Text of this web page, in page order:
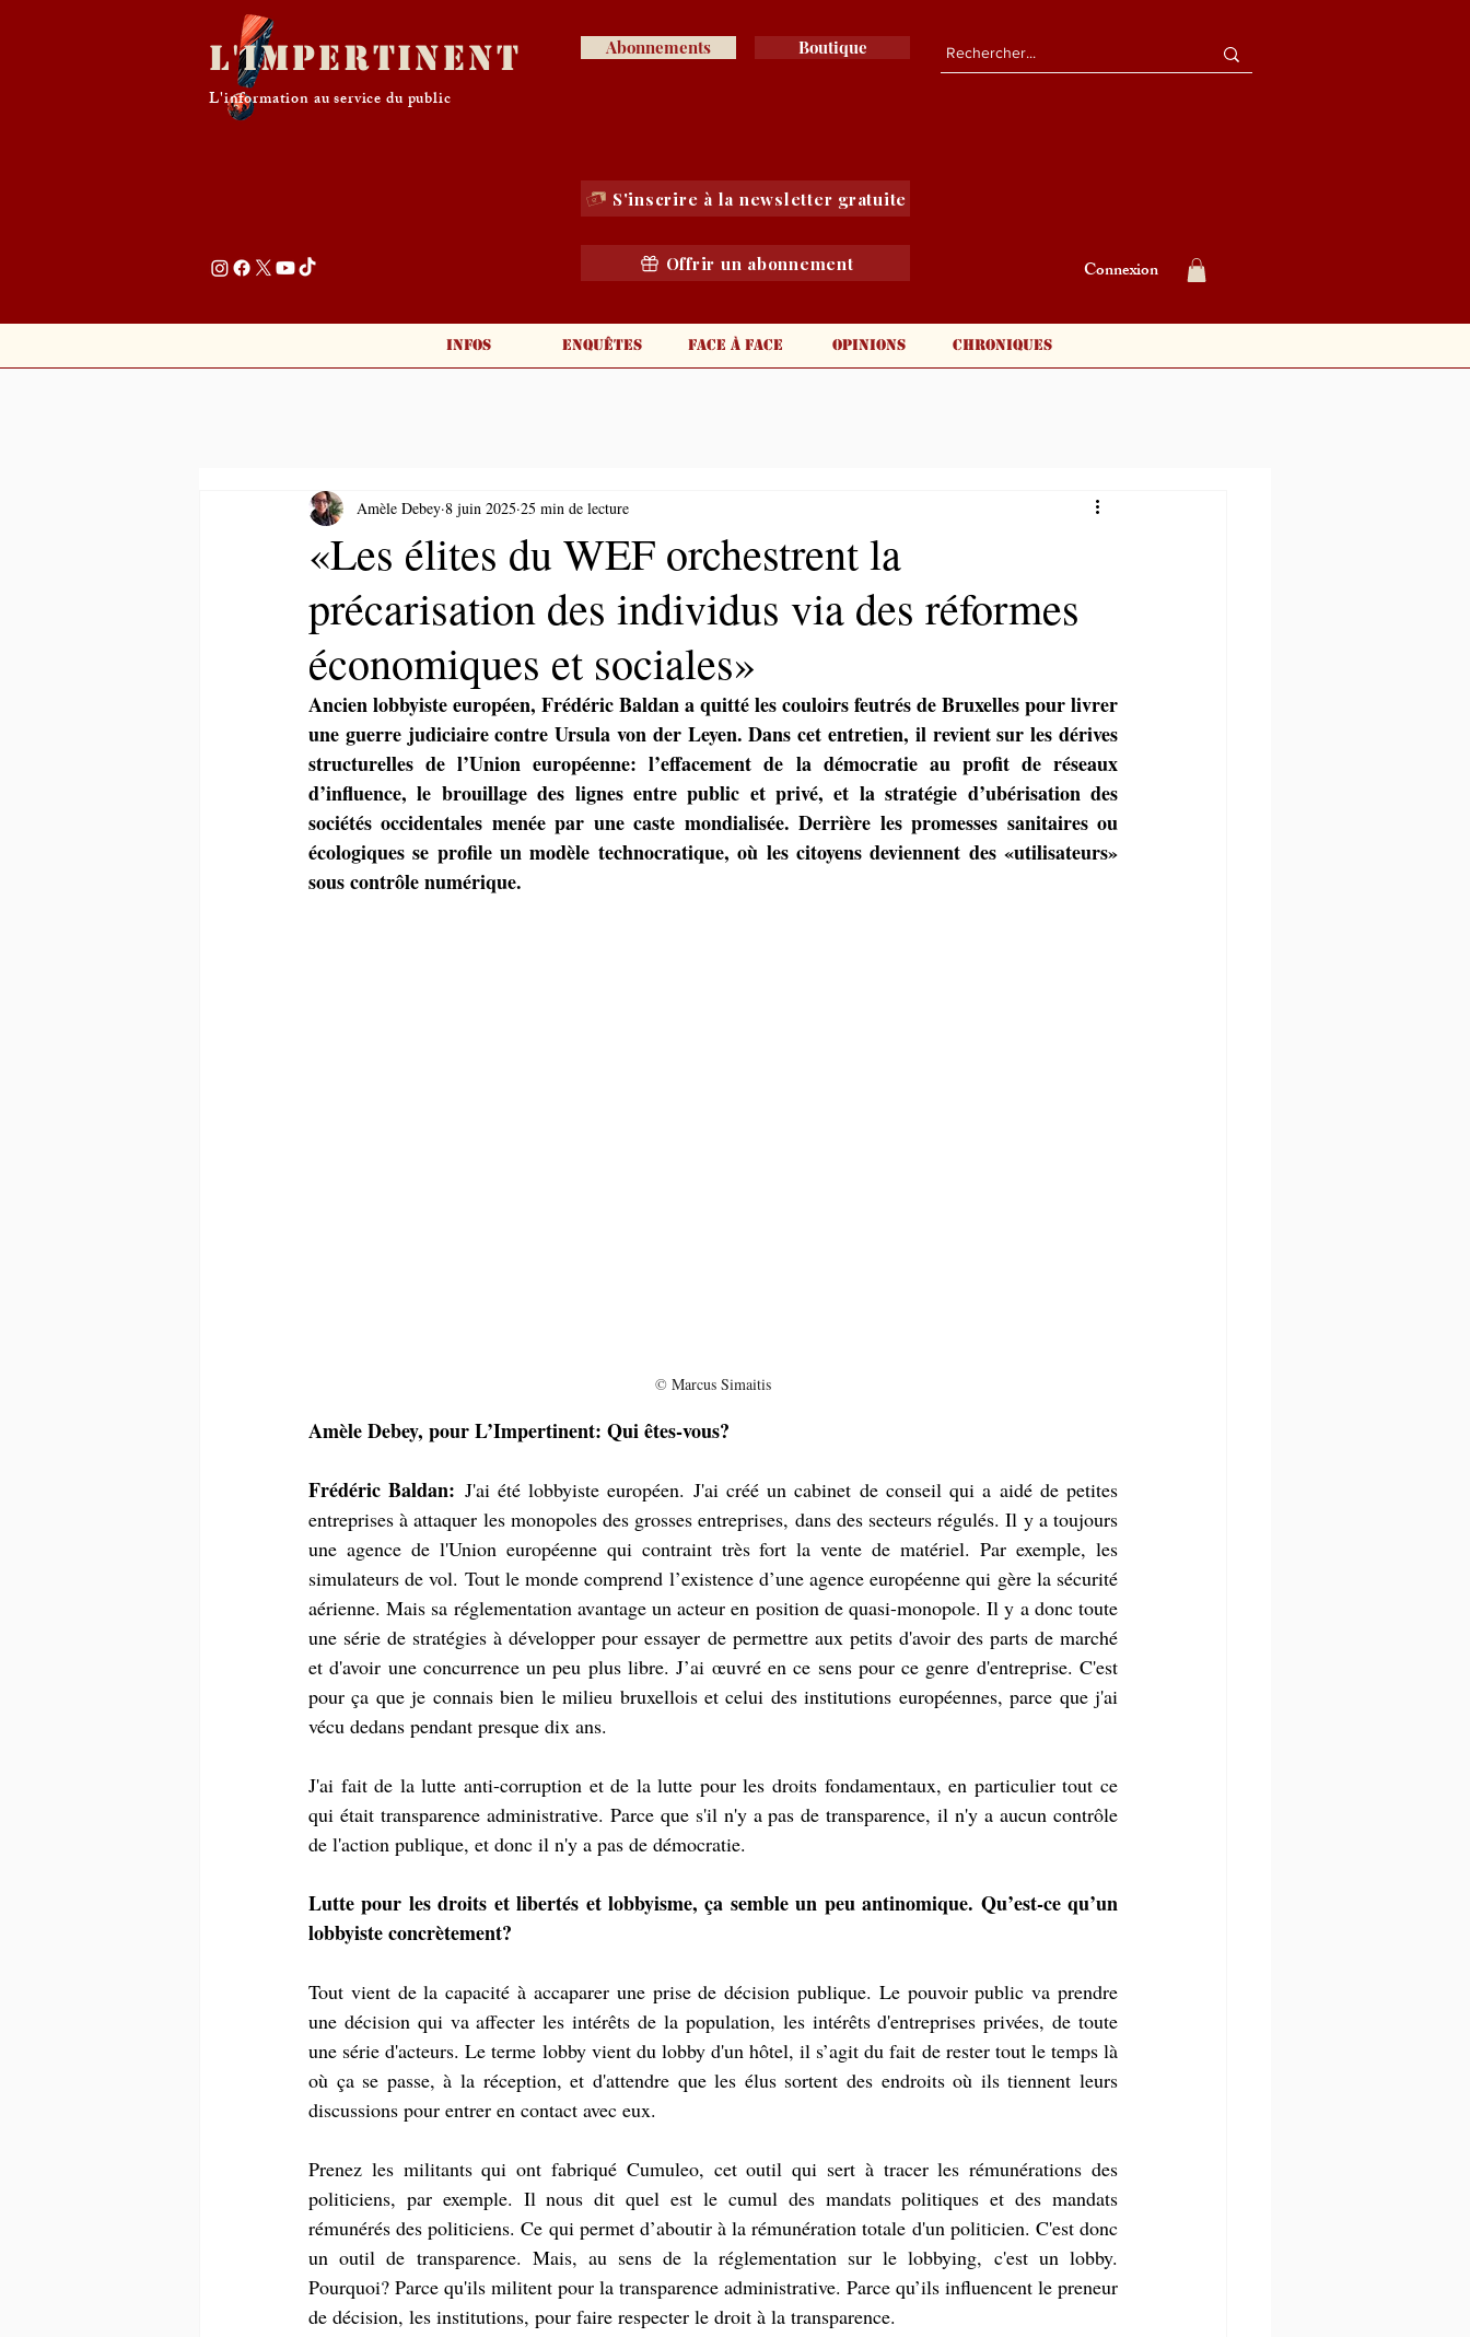
L'Impertinent
L'information au service du public
Abonnements Boutique
S'inscrire à la newsletter gratuite
Offrir un abonnement Connexion
Infos Enquêtes Face à face Opinions Chroniques
«Les élites du WEF orchestrent la
précarisation des individus via des réformes
économiques et sociales»
Amèle Debey 8 juin 2025 25 min de lecture
Ancien lobbyiste européen, Frédéric Baldan a quitté les couloirs feutrés de Bruxelles pour livrer
une guerre judiciaire contre Ursula von der Leyen. Dans cet entretien, il revient sur les dérives
structurelles de l’Union européenne: l’effacement de la démocratie au profit de réseaux
d’influence, le brouillage des lignes entre public et privé, et la stratégie d’ubérisation des
sociétés occidentales menée par une caste mondialisée. Derrière les promesses sanitaires ou
écologiques se profile un modèle technocratique, où les citoyens deviennent des «utilisateurs»
sous contrôle numérique.
© Marcus Simaitis
Amèle Debey, pour L’Impertinent: Qui êtes-vous?
Frédéric Baldan: J'ai été lobbyiste européen. J'ai créé un cabinet de conseil qui a aidé de petites
entreprises à attaquer les monopoles des grosses entreprises, dans des secteurs régulés. Il y a toujours
une agence de l'Union européenne qui contraint très fort la vente de matériel. Par exemple, les
simulateurs de vol. Tout le monde comprend l’existence d’une agence européenne qui gère la sécurité
aérienne. Mais sa réglementation avantage un acteur en position de quasi-monopole. Il y a donc toute
une série de stratégies à développer pour essayer de permettre aux petits d'avoir des parts de marché
et d'avoir une concurrence un peu plus libre. J’ai œuvré en ce sens pour ce genre d'entreprise. C'est
pour ça que je connais bien le milieu bruxellois et celui des institutions européennes, parce que j'ai
vécu dedans pendant presque dix ans.
J'ai fait de la lutte anti-corruption et de la lutte pour les droits fondamentaux, en particulier tout ce
qui était transparence administrative. Parce que s'il n'y a pas de transparence, il n'y a aucun contrôle
de l'action publique, et donc il n'y a pas de démocratie.
Lutte pour les droits et libertés et lobbyisme, ça semble un peu antinomique. Qu’est-ce qu’un
lobbyiste concrètement?
Tout vient de la capacité à accaparer une prise de décision publique. Le pouvoir public va prendre
une décision qui va affecter les intérêts de la population, les intérêts d'entreprises privées, de toute
une série d'acteurs. Le terme lobby vient du lobby d'un hôtel, il s’agit du fait de rester tout le temps là
où ça se passe, à la réception, et d'attendre que les élus sortent des endroits où ils tiennent leurs
discussions pour entrer en contact avec eux.
Prenez les militants qui ont fabriqué Cumuleo, cet outil qui sert à tracer les rémunérations des
politiciens, par exemple. Il nous dit quel est le cumul des mandats politiques et des mandats
rémunérés des politiciens. Ce qui permet d’aboutir à la rémunération totale d'un politicien. C'est donc
un outil de transparence. Mais, au sens de la réglementation sur le lobbying, c'est un lobby.
Pourquoi? Parce qu'ils militent pour la transparence administrative. Parce qu’ils influencent le preneur
de décision, les institutions, pour faire respecter le droit à la transparence.